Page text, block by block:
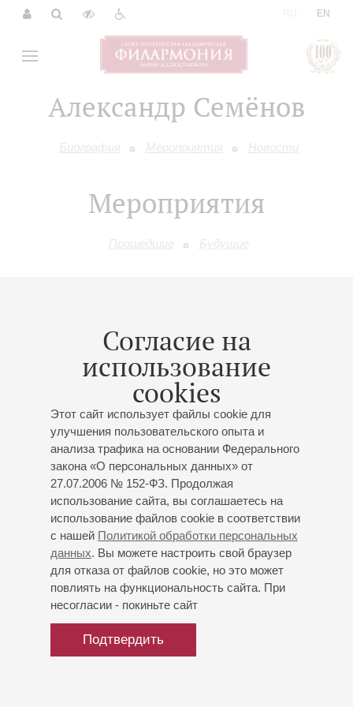
EN
Александр Семёнов
Биография Мероприятия Новости
Согласие на
использование
cookies
Этот сайт использует файлы cookie для
улучшения пользовательского опыта и
анализа трафика на основании Федерального
закона «О персональных данных» от
27.07.2006 № 152-ФЗ. Продолжая
использование сайта, вы соглашаетесь на
использование файлов cookie в соответствии
с нашей Политикой обработки персональных
данных. Вы можете настроить свой браузер
для отказа от файлов cookie, но это может
повлиять на функциональность сайта. При
несогласии - покиньте сайт
Подтвердить
Мероприятия
Прошедшие Будущие
Мужской хор «Оптина
пустынь»
Юбилейный вечер
К 30-летию создания коллектива
Чайковский,Комитас,Шереметев,Лассо
Пуленк,Свиридов, Римский-Корсаков,Глинка
Шуберт,Моцарт,Рахманинов;Пероти;
Смирнов
Купить билет 2000 — 3000 р.